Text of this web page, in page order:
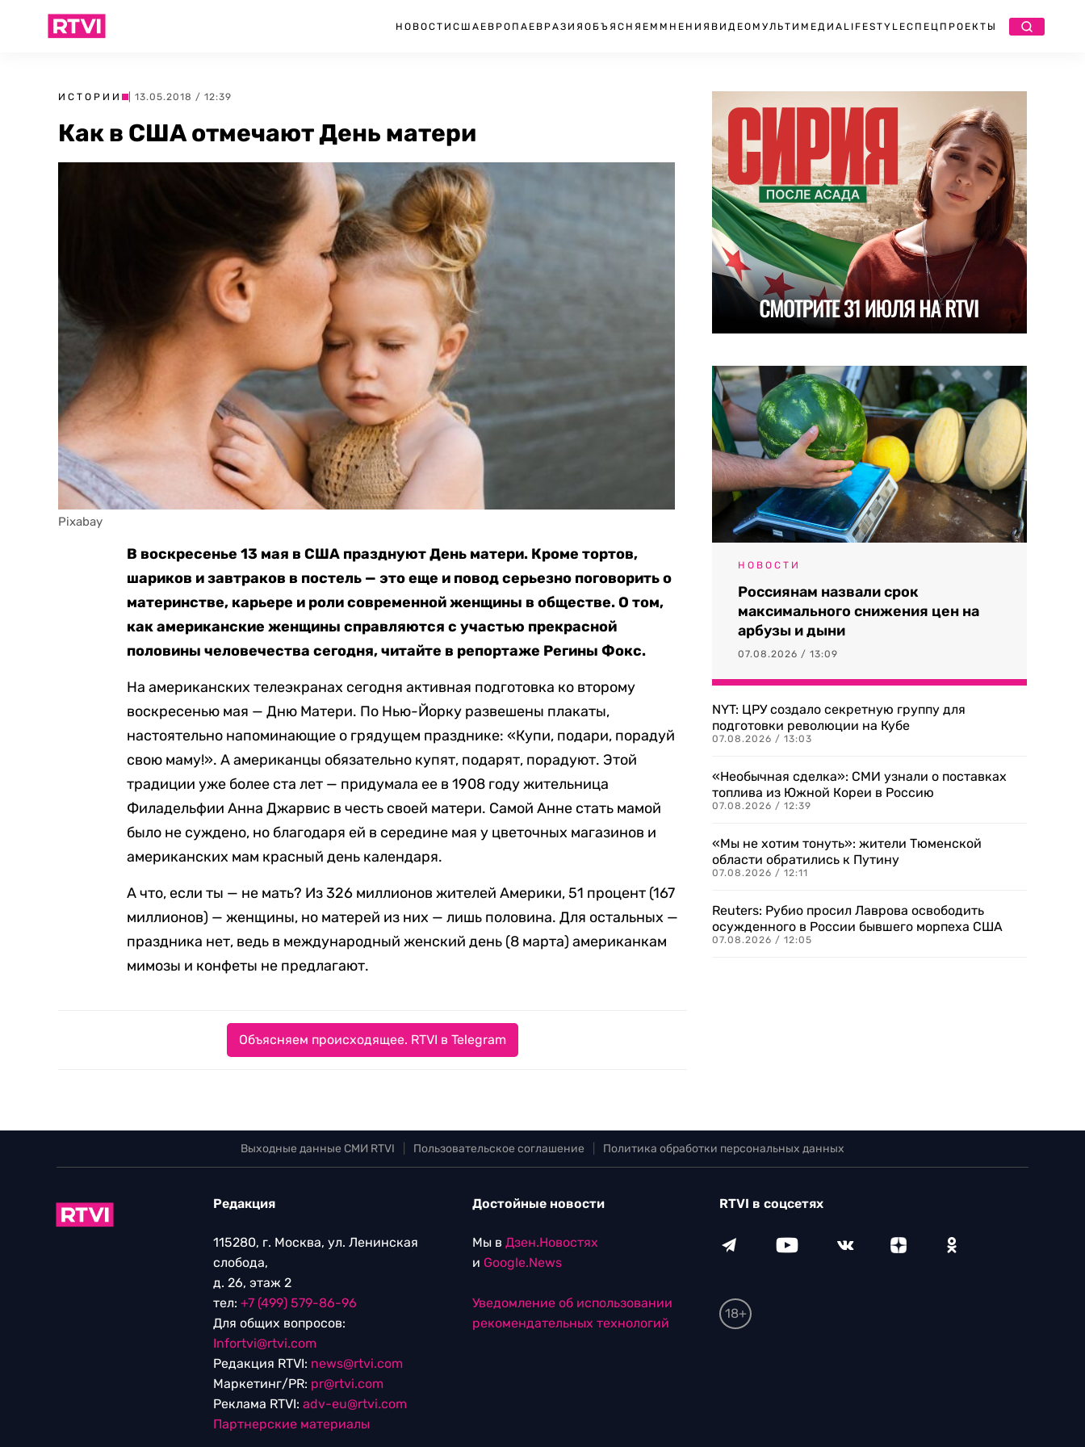
НОВОСТИ США ЕВРОПА ЕВРАЗИЯ ОБЪЯСНЯЕМ МНЕНИЯ ВИДЕО МУЛЬТИМЕДИА LIFESTYLEСПЕЦПРОЕКТЫ
ИСТОРИИ | 13.05.2018 / 12:39
Как в США отмечают День матери
Pixabay
В воскресенье 13 мая в США празднуют День матери. Кроме тортов,
шариков и завтраков в постель — это еще и повод серьезно поговорить о
материнстве, карьере и роли современной женщины в обществе. О том,
как американские женщины справляются с участью прекрасной
половины человечества сегодня, читайте в репортаже Регины Фокс.
На американских телеэкранах сегодня активная подготовка ко второму
воскресенью мая — Дню Матери. По Нью-Йорку развешены плакаты,
настоятельно напоминающие о грядущем празднике: «Купи, подари, порадуй
свою маму!». А американцы обязательно купят, подарят, порадуют. Этой
традиции уже более ста лет — придумала ее в 1908 году жительница
Филадельфии Анна Джарвис в честь своей матери. Самой Анне стать мамой
было не суждено, но благодаря ей в середине мая у цветочных магазинов и
американских мам красный день календаря.
А что, если ты — не мать? Из 326 миллионов жителей Америки, 51 процент (167
миллионов) — женщины, но матерей из них — лишь половина. Для остальных —
праздника нет, ведь в международный женский день (8 марта) американкам
мимозы и конфеты не предлагают.
Объясняем происходящее. RTVI в Telegram
НОВОСТИ
Россиянам назвали срок
максимального снижения цен на
арбузы и дыни
07.08.2026 / 13:09
NYT: ЦРУ создало секретную группу для
подготовки революции на Кубе
07.08.2026 / 13:03
«Необычная сделка»: СМИ узнали о поставках
топлива из Южной Кореи в Россию
07.08.2026 / 12:39
«Мы не хотим тонуть»: жители Тюменской
области обратились к Путину
07.08.2026 / 12:11
Reuters: Рубио просил Лаврова освободить
осужденного в России бывшего морпеха США
07.08.2026 / 12:05
Выходные данные СМИ RTVI Пользовательское соглашение Политика обработки персональных данных
Редакция
115280, г. Москва, ул. Ленинская
слобода,
д. 26, этаж 2
тел: +7 (499) 579-86-96
Для общих вопросов:
Infortvi@rtvi.com
Редакция RTVI: news@rtvi.com
Маркетинг/PR: pr@rtvi.com
Реклама RTVI: adv-eu@rtvi.com
Партнерские материалы
Достойные новости
Мы в Дзен.Новостях
и Google.News
Уведомление об использовании
рекомендательных технологий
RTVI в соцсетях
18+